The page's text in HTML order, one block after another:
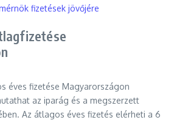
fizetések jövőjére
éves fizetése Magyarországon
az iparág és a megszerzett
Az átlagos éves fizetés elérheti a 6